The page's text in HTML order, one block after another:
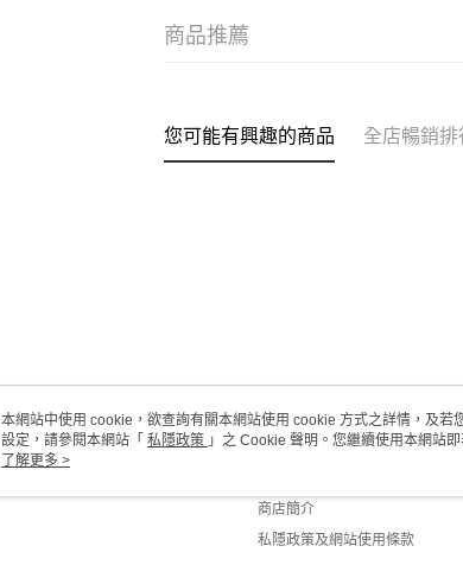
商品推薦
您可能有興趣的商品 全店暢銷排
關於我們
商店簡介
私隱政策及網站使用條款
本網站中使用 cookie，欲查詢有關本網站使用 cookie 方式之詳情，及
設定，請參閱本網站「 私隱政策 」之 Cookie 聲明。您繼續使用本網站
用 cookie。
了解更多 >